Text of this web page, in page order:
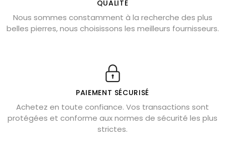
Chrysocolle : pierre apaisante
Obsidienne dorée : vertus et signification
Véritable citrine naturelle non chauffée
Où placer la citrine dans la maison
Cornaline : propriétés magiques
Capricorne : quelles pierres choisir
QUALITÉ
Nous sommes constamment à la recherche des plus
belles pierres, nous choisissons les meilleurs fournisseurs.
PAIEMENT SÉCURISÉ
Achetez en toute confiance. Vos transactions sont
protégées et conforme aux normes de sécurité les plus
strictes.